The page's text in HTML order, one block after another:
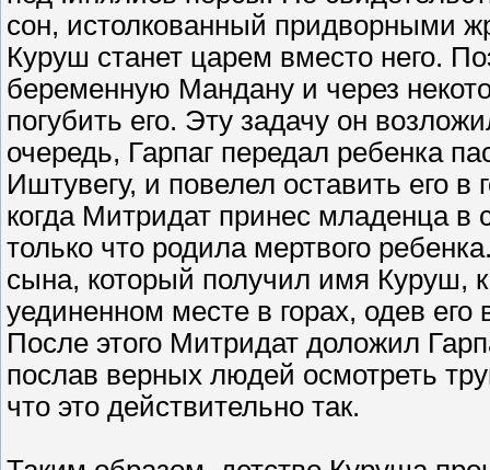
сон, истолкованный придворными
Куруш станет царем вместо него.
беременную Мандану и через
погубить его. Эту задачу он
очередь, Гарпаг передал ребенка
Иштувегу, и повелел оставить его
когда Митридат принес младенца в
только что родила мертвого
сына, который получил имя Куруш,
уединенном месте в горах, одев
После этого Митридат доложил
послав верных людей осмотреть
что это действительно так.